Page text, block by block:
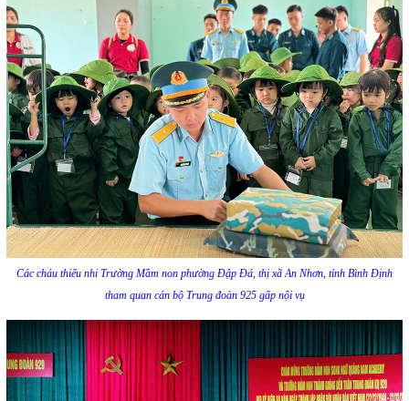
Các cháu thiếu nhi Trường Mầm non phường Đập Đá, thị xã An Nhơn, tỉnh Bình Định
tham quan cán bộ Trung đoàn 925 gấp nội vụ